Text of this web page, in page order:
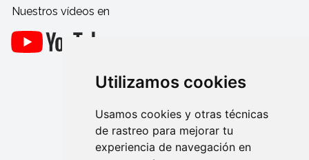
Utilizamos cookies
Usamos cookies y otras técnicas
de rastreo para mejorar tu
experiencia de navegación en
Nuestros vídeos en